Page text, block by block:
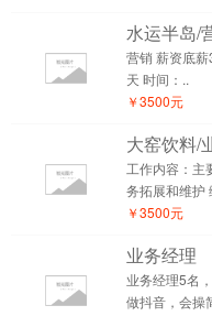
水运半岛/
营销 薪资底
天 时间：..
￥3500元
大窑饮料/
工作内容：主
务拓展和维护
￥3500元
业务经理
业务经理5名
做抖音，会操